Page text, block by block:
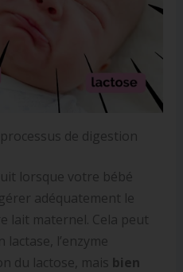
de digestion
lorsque votre bébé
adéquatement le
lait maternel. Cela peut
l’enzyme
du lactose, mais bien